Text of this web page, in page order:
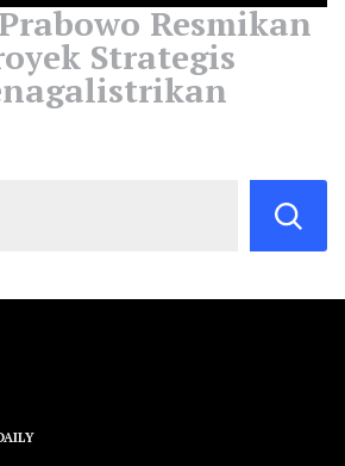
Resmikan
Strategis